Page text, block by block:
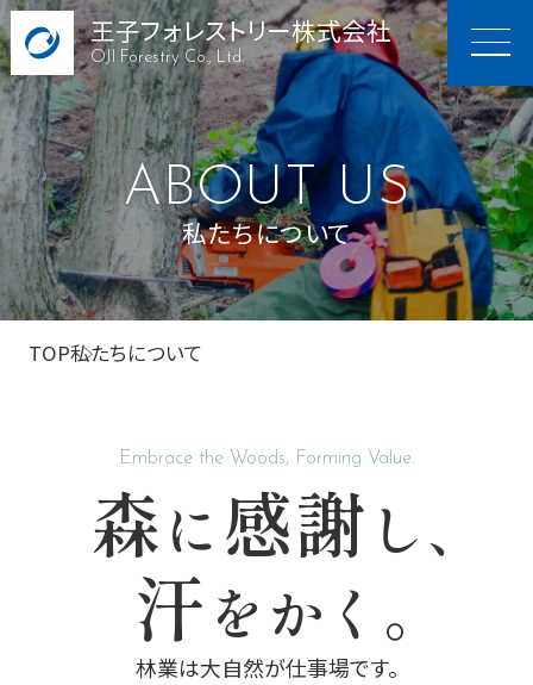
王子フォレストリー株式会社
OJI Forestry Co., Ltd.
ABOUT US
私たちについて
TOP私たちについて
Embrace the Woods, Forming Value.
森に感謝 し、
汗をかく。
林業は大自然が仕事場です。